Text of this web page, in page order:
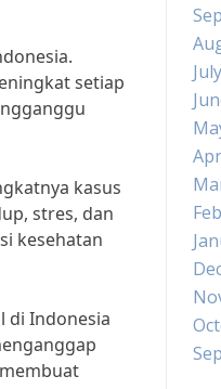
setiap
kasus
stres, dan
kesehatan
di Indonesia